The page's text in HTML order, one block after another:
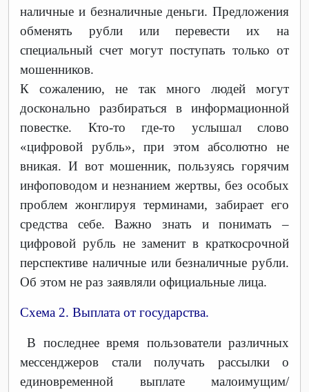
наличные и безналичные деньги. Предложения
обменять рубли или перевести их на
специальный счет могут поступать только от
мошенников.
К сожалению, не так много людей могут
досконально разбираться в информационной
повестке. Кто-то где-то услышал слово
«цифровой рубль», при этом абсолютно не
вникая. И вот мошенник, пользуясь горячим
инфоповодом и незнанием жертвы, без особых
проблем жонглируя терминами, забирает его
средства себе. Важно знать и понимать –
цифровой рубль не заменит в краткосрочной
перспективе наличные или безналичные рубли.
Об этом не раз заявляли официальные лица.
Схема 2. Выплата от государства.
В последнее время пользователи различных
мессенджеров стали получать рассылки о
единовременной выплате малоимущим/